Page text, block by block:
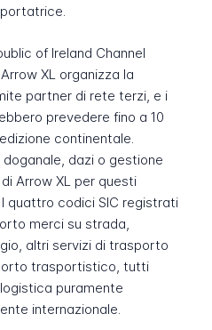
of Ireland Channel
XL organizza la
partner di rete terzi, e i
prevedere fino a 10
continentale.
dazi o gestione
Arrow XL per questi
quattro codici SIC registrati
merci su strada,
altri servizi di trasporto
trasportistico, tutti
puramente
internazionale.